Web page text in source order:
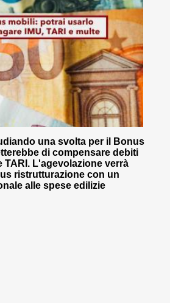
una svolta per il Bonus
di compensare debiti
TARI. L'agevolazione verrà
ristrutturazione con un
alle spese edilizie